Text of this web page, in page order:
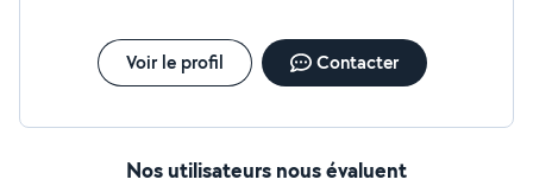
Voir le profil Contacter
Nos utilisateurs nous évaluent